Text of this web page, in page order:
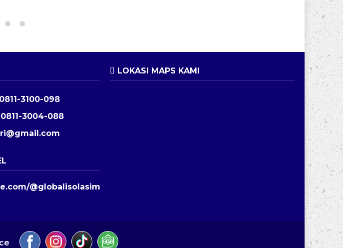
0811-3100-098
0811-3004-088
@globalisolasimandiri
LOKASI MAPS KAMI